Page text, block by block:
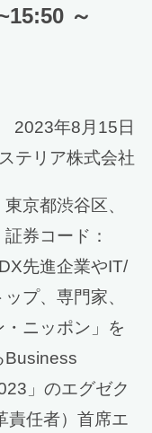
～
2023年8月15日
テリア株式会社
京都渋谷区、
券コード：
先進企業やIT/
プ、専門家、
ニッポン」を
Business
」のエグゼク
責任者）首席エ